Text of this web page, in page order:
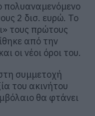
πολυαναμενόμενο
2 δισ. ευρώ. Το
τους πρώτους
από την
οι νέοι όροι του.
συμμετοχή
του ακινήτου
θα φτάνει